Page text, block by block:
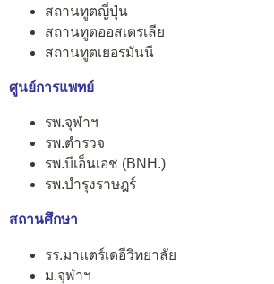
สถานทูตญี่ปุ่น
สถานทูตออสเตรเลีย
สถานทูตเยอรมันนี
ศูนย์การแพทย์
รพ.จุฬาฯ
รพ.ตำรวจ
รพ.บีเอ็นเอช (BNH.)
รพ.บำรุงราษฎร์
สถานศึกษา
รร.มาแตร์เดอีวิทยาลัย
ม.จุฬาฯ